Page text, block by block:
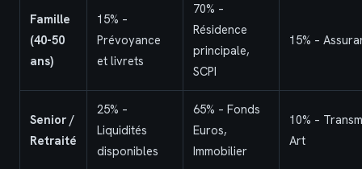
Famille
(40-50
ans)
15% –
Prévoyance
et livrets
70% –
Résidence
principale,
SCPI
15% –
Senior /
Retraité
25% –
Liquidités
disponibles
65% – Fonds
Euros,
Immobilier
10% –
Art